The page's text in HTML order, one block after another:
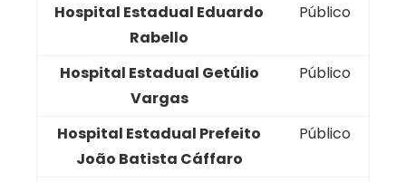
Hospital Estadual Eduardo
Rabello
Público
Hospital Estadual Getúlio
Vargas
Público
Hospital Estadual Prefeito
João Batista Cáffaro
Público